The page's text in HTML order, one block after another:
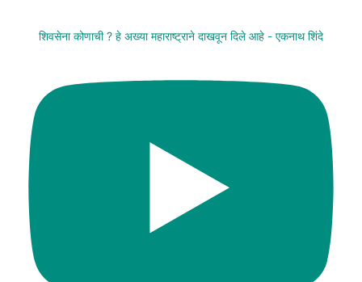
शिवसेना कोणाची ? हे अख्या महाराष्ट्राने दाखवून दिले आहे - एकनाथ शिंदे